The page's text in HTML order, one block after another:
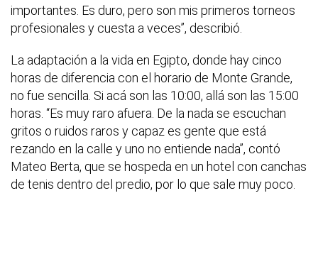
importantes. Es duro, pero son mis primeros torneos
profesionales y cuesta a veces”, describió.
La adaptación a la vida en Egipto, donde hay cinco
horas de diferencia con el horario de Monte Grande,
no fue sencilla. Si acá son las 10:00, allá son las 15:00
horas. “Es muy raro afuera. De la nada se escuchan
gritos o ruidos raros y capaz es gente que está
rezando en la calle y uno no entiende nada”, contó
Mateo Berta, que se hospeda en un hotel con canchas
de tenis dentro del predio, por lo que sale muy poco.